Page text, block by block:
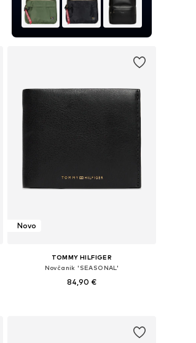
Novo
TOMMY HILFIGER
Novčanik 'SEASONAL'
84,90 €